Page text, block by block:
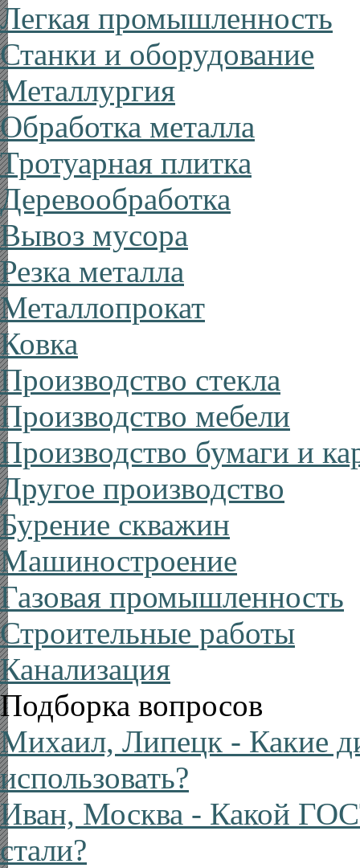
Легкая промышленность
Станки и оборудование
Металлургия
Обработка металла
Тротуарная плитка
Деревообработка
Вывоз мусора
Резка металла
Металлопрокат
Ковка
Производство стекла
Производство мебели
Производство бумаги и
Другое производство
Бурение скважин
Машиностроение
Газовая промышленность
Строительные работы
Канализация
Подборка вопросов
Михаил, Липецк - Какие
использовать?
Иван, Москва - Какой
стали?